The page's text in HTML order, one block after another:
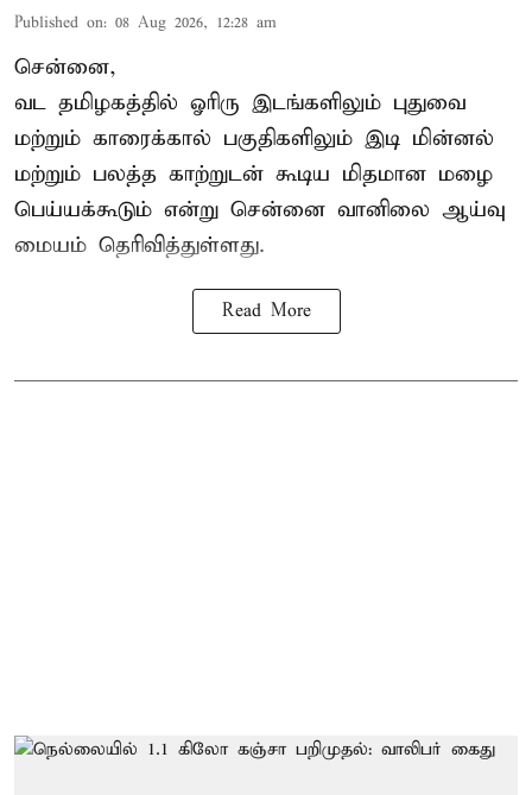
Published on: 08 Aug 2026, 12:28 am
சென்னை,
வட தமிழகத்தில் ஓரிரு இடங்களிலும் புதுவை
மற்றும் காரைக்கால் பகுதிகளிலும் இடி மின்னல்
மற்றும் பலத்த காற்றுடன் கூடிய மிதமான மழை
பெய்யக்கூடும் என்று சென்னை வானிலை ஆய்வு
மையம் தெரிவித்துள்ளது.
Read More